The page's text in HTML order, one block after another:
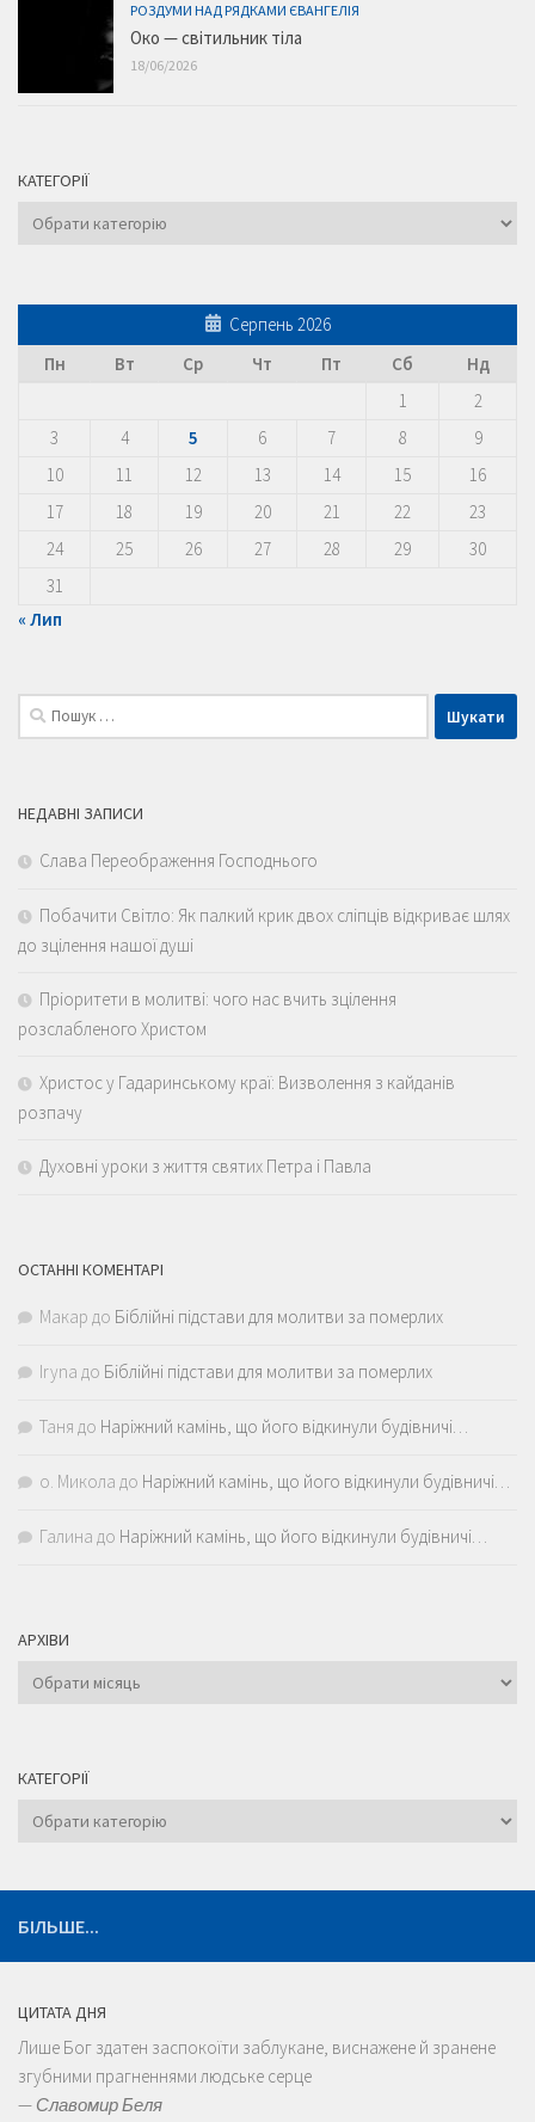
РОЗДУМИ НАД РЯДКАМИ ЄВАНГЕЛІЯ
Око — світильник тіла
18/06/2026
КАТЕГОРІЇ
Категорії
Серпень 2026
Пн
Вт Ср Чт Пт Сб
Нд
1
2
3
4 5 6 7 8
9
10
11 12 13 14 15
16
17
18 19 20 21 22
23
24
25 26 27 28 29
30
31
« Лип
Пошук:
НЕДАВНІ ЗАПИСИ
Слава Переображення Господнього
Побачити Світло: Як палкий крик двох сліпців відкриває шлях
до зцілення нашої душі
Пріоритети в молитві: чого нас вчить зцілення
розслабленого Христом
Христос у Гадаринському краї: Визволення з кайданів
розпачу
Духовні уроки з життя святих Петра і Павла
ОСТАННІ КОМЕНТАРІ
Макар до Біблійні підстави для молитви за померлих
Iryna до Біблійні підстави для молитви за померлих
Таня до Наріжний камінь, що його відкинули будівничі…
о. Микола до Наріжний камінь, що його відкинули будівничі…
Галина до Наріжний камінь, що його відкинули будівничі…
АРХІВИ
Архіви
КАТЕГОРІЇ
Категорії
БІЛЬШЕ...
ЦИТАТА ДНЯ
Лише Бог здатен заспокоїти заблукане, виснажене й зранене
згубними прагненнями людське серце
— Славомир Беля